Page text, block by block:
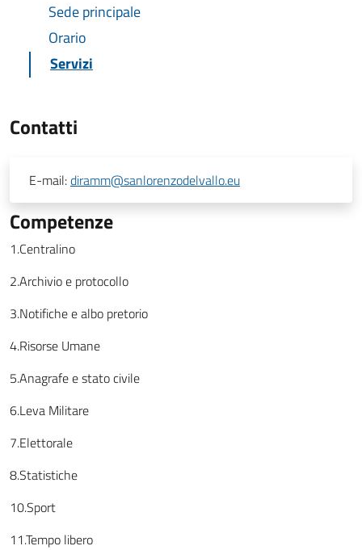
Sede principale
Orario
Servizi
Contatti
E-mail:diramm@sanlorenzodelvallo.eu
Competenze
1.Centralino
2.Archivio e protocollo
3.Notifiche e albo pretorio
4.Risorse Umane
5.Anagrafe e stato civile
6.Leva Militare
7.Elettorale
8.Statistiche
10.Sport
11.Tempo libero